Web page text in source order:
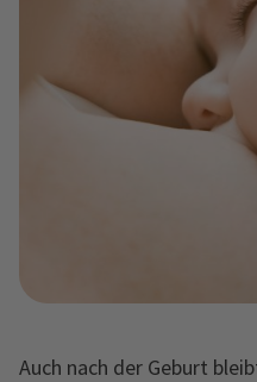
Auch nach der Geburt